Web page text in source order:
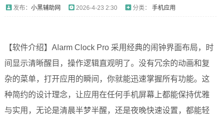
站内公告
发布： 小黑辅助网 2026-4-23 2:30 分类： 手机应用
【软件介绍】Alarm Clock Pro 采用经典的闹钟界面布局，时
间显示清晰醒目，操作逻辑直观明了。没有冗余的动画和复
杂的菜单，打开应用的瞬间，你就能迅速掌握所有功能。这
种简约的设计理念，让应用在任何手机屏幕上都能保持优雅
与实用，无论是清晨半梦半醒，还是夜晚快速设置，都能轻